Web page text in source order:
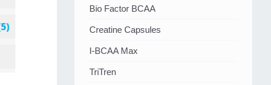
Bio Factor BCAA
Creatine Capsules
I-BCAA Max
TriTren